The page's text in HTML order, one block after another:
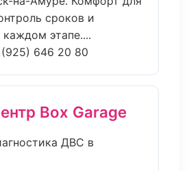
сроков и
каждом этапе....
646 20 80
Box Garage
ДВС в